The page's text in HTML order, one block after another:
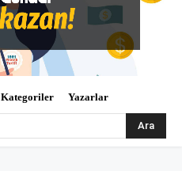
Kategoriler Yazarlar
Ara